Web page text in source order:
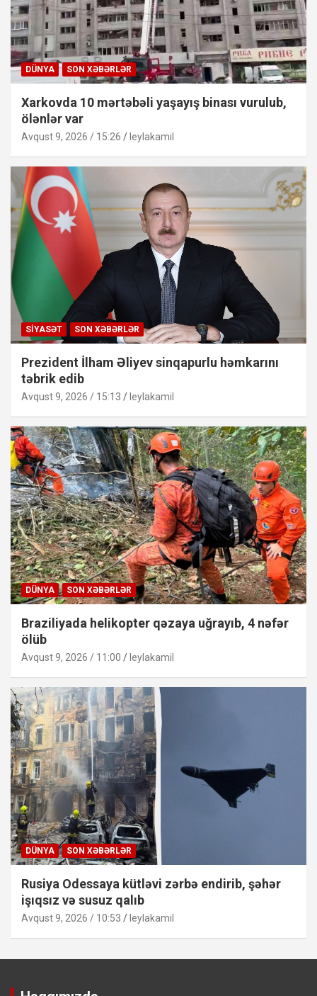
DÜNYA SON XƏBƏRLƏR
Xarkovda 10 mərtəbəli yaşayış binası vurulub,
ölənlər var
Avqust 9, 2026 / 15:26 leylakamil
SIYASƏT SON XƏBƏRLƏR
Prezident İlham Əliyev sinqapurlu həmkarını
təbrik edib
Avqust 9, 2026 / 15:13 leylakamil
DÜNYA SON XƏBƏRLƏR
Braziliyada helikopter qəzaya uğrayıb, 4 nəfər
ölüb
Avqust 9, 2026 / 11:00 leylakamil
DÜNYA SON XƏBƏRLƏR
Rusiya Odessaya kütləvi zərbə endirib, şəhər
işıqsız və susuz qalıb
Avqust 9, 2026 / 10:53 leylakamil